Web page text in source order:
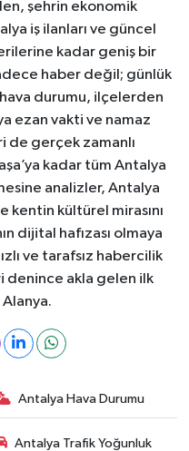
şehrin ekonomik
iş ilanları ve güncel
kadar geniş bir
haber değil; günlük
hava durumu, ilçelerden
ezan vakti ve namaz
gerçek zamanlı
kadar tüm Antalya
analizler, Antalya
kültürel mirasını
dijital hafızası olmaya
ve tarafsız habercilik
denince akla gelen ilk
Alanya.
Antalya Hava Durumu
Antalya Trafik Yoğunluk